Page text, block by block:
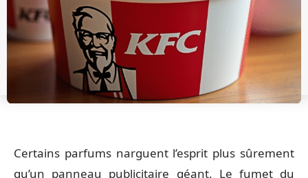
Certains parfums narguent l’esprit plus sûrement
qu’un panneau publicitaire géant. Le fumet du